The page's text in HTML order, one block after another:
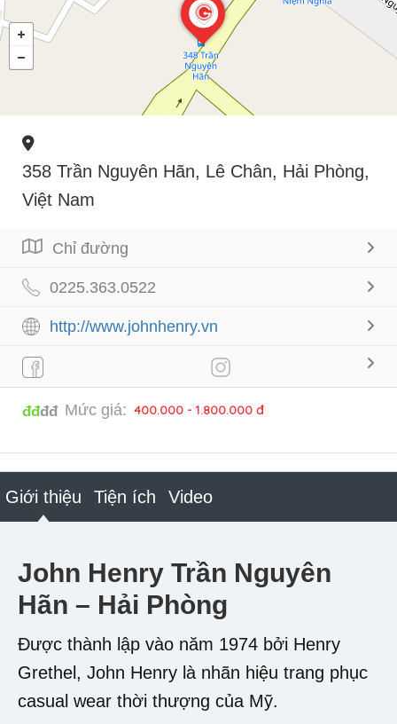
358 Trần Nguyên Hãn, Lê Chân, Hải Phòng,
Việt Nam
Chỉ đường
0225.363.0522
http://www.johnhenry.vn
đđđđ Mức giá: 400.000 - 1.800.000 đ
Giới thiệu Tiện ích Video
John Henry Trần Nguyên
Hãn – Hải Phòng
Được thành lập vào năm 1974 bởi Henry
Grethel, John Henry là nhãn hiệu trang phục
casual wear thời thượng của Mỹ.